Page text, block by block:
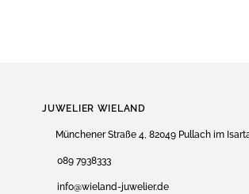
JUWELIER WIELAND
Münchener Straße 4, 82049 Pullach im
089 7938333
info@wieland-juwelier.de